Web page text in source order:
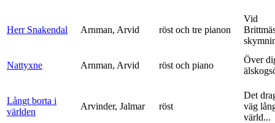
Herr Snakendal Arnman, Arvid röst och tre pianon
Vid
Nattyxne Arnman, Arvid röst och piano
Över
Långt borta i
världen
Arvinder, Jalmar röst
Det
väg
värld...